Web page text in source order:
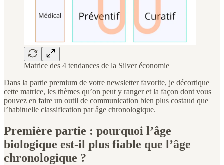
Matrice des 4 tendances de la Silver économie
Dans la partie premium de votre newsletter favorite, je décortique
cette matrice, les thèmes qu’on peut y ranger et la façon dont vous
pouvez en faire un outil de communication bien plus costaud que
l’habituelle classification par âge chronologique.
Première partie : pourquoi l’âge
biologique est-il plus fiable que l’âge
chronologique ?